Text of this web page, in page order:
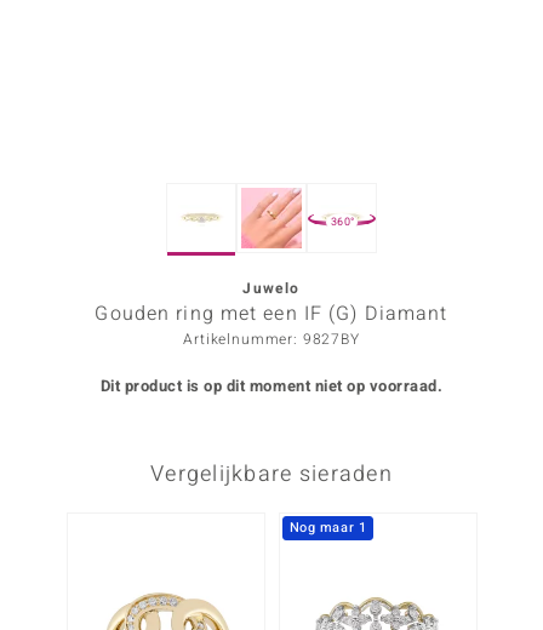
360°
Juwelo
Gouden ring met een IF (G) Diamant
Artikelnummer: 9827BY
Dit product is op dit moment niet op voorraad.
Vergelijkbare sieraden
Nog maar 1